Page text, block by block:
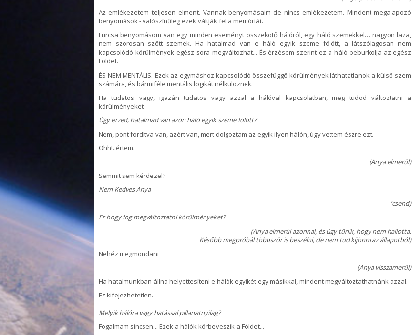
Az emlékezetem teljesen elment. Vannak benyomásaim de nincs emlékezetem. Mindent megalapozó
benyomások - valószínűleg ezek váltják fel a memóriát.
Furcsa benyomásom van egy minden eseményt összekötő hálóról, egy háló szemekkel… nagyon laza,
nem szorosan szőtt szemek. Ha hatalmad van e háló egyik szeme fölött, a látszólagosan nem
kapcsolódó körülmények egész sora megváltozhat... És érzésem szerint ez a háló beburkolja az egész
Földet.
ÉS NEM MENTÁLIS. Ezek az egymáshoz kapcsolódó összefüggő körülmények láthatatlanok a külső szem
számára, és bármiféle mentális logikát nélkülöznek.
Ha tudatos vagy, igazán tudatos vagy azzal a hálóval kapcsolatban, meg tudod változtatni a
körülményeket.
Úgy érzed, hatalmad van azon háló egyik szeme fölött?
Nem, pont fordítva van, azért van, mert dolgoztam az egyik ilyen hálón, úgy vettem észre ezt.
Ohh!..értem.
(Anya elmerül)
Semmit sem kérdezel?
Nem Kedves Anya
(csend)
Ez hogy fog megváltoztatni körülményeket?
(Anya elmerül azonnal, és úgy tűnik, hogy nemhallotta.
Később megpróbál többször is beszélni, de nem tud kijönni az állapotból)
Nehéz megmondani
(Anya visszamerül)
Ha hatalmunkban állna helyettesíteni e hálók egyikét egy másikkal, mindent megváltoztathatnánk azzal.
Ez kifejezhetetlen.
Melyik hálóra vagy hatással pillanatnyilag?
Fogalmam sincsen... Ezek a hálók körbeveszik a Földet...